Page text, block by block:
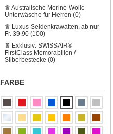
♛ Australische Merino-Wolle
Unterwäsche für Herren (0)
♛ Luxus-Seidenkrawatten, ab nur
Fr. 39.90 (100)
♛ Exklusiv: SWISSAIR®
FirstClass Memorabilien /
Silberbestecke (0)
FARBE